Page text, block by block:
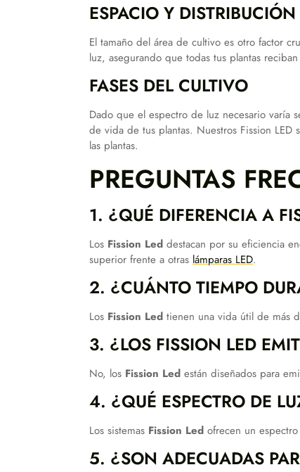
ESPACIO Y
El tamaño del área de cultivo es otro factor
luz, asegurando que todas tus plantas
FASES DEL CULTIVO
Dado que el espectro de luz necesario varía
de vida de tus plantas. Nuestros Fission
las plantas.
PREGUNTAS
1. ¿QUÉ DIFERENCIA A
Los Fission Led destacan por su eficiencia
superior frente a otras lámparas LED.
2. ¿CUÁNTO TIEMPO
Los Fission Led tienen una vida útil de más
3. ¿LOS FISSION LED
No, los Fission Led están diseñados para
4. ¿QUÉ ESPECTRO DE
Los sistemas Fission Led ofrecen un
5. ¿SON ADECUADAS